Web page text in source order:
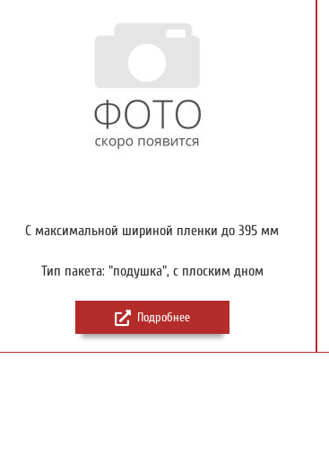
С максимальной шириной пленки до 395 мм
Тип пакета: "подушка", с плоским дном
Подробнее